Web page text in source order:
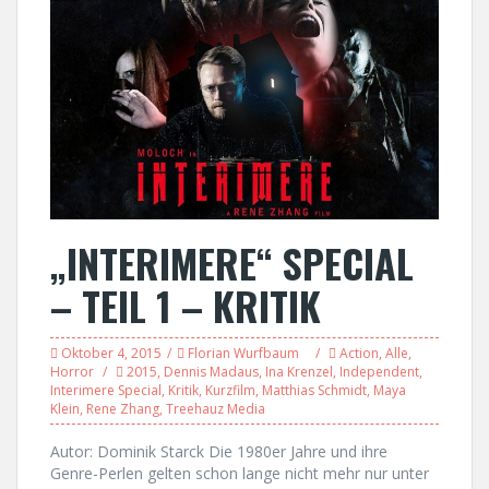
„INTERIMERE“ SPECIAL
– TEIL 1 – KRITIK
Oktober 4, 2015 Florian Wurfbaum Action, Alle,
Horror
2015, Dennis Madaus, Ina Krenzel, Independent,
Interimere Special, Kritik, Kurzfilm, Matthias Schmidt, Maya
Klein, Rene Zhang, Treehauz Media
Autor: Dominik Starck Die 1980er Jahre und ihre
Genre-Perlen gelten schon lange nicht mehr nur unter